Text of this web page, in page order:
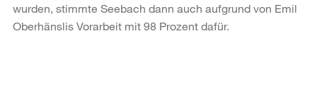
wurden, stimmte Seebach dann auch aufgrund von Emil
Oberhänslis Vorarbeit mit 98 Prozent dafür.